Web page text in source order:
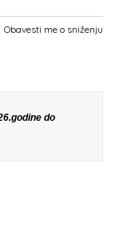
Obavesti me o sniženju
do